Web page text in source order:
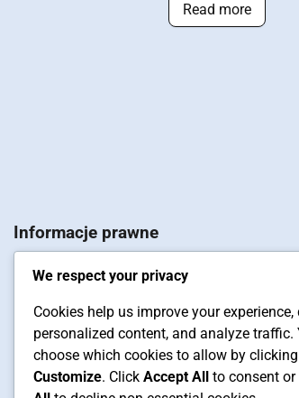
Read more
Informacje prawne
Skontaktuj się
Pliki cookie i śledzenie
Kim jesteśmy
Regulamin
We respect your privacy
Cookies help us improve your experience,
personalized content, and analyze traffic.
choose which cookies to allow by clicking
Customize. Click Accept All to consent or